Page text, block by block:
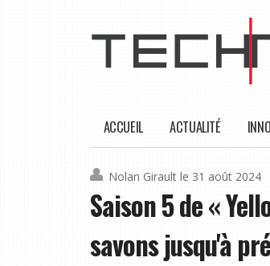
ACCUEIL ACTUALITÉ
Nolan Girault le 31 août 2024
Saison 5 de «
savons jusqu'à